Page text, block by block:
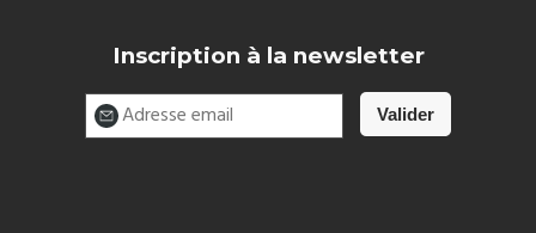
Inscription à la newsletter